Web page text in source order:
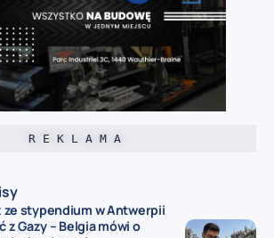
R E K L A M A
ze stypendium w Antwerpii
z Gazy – Belgia mówi o